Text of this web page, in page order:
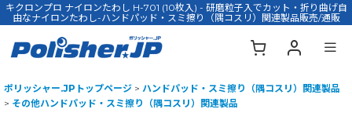
キクロンプロ ナイロンたわし H-701 (10枚入) - 研磨粒子入でカット・折り曲げ自
由なナイロンたわし-ハンドパッド・スミ擦り（隅コスリ）関連製品販売/通販
ポリッシャー.JPトップページ > ハンドパッド・スミ擦り（隅コスリ）関連製品
> その他ハンドパッド・スミ擦り（隅コスリ）関連製品